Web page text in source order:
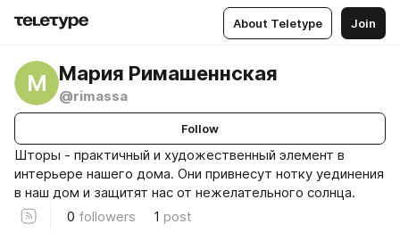
About Teletype Join
М Мария Римашеннская
@rimassa
Follow
Шторы - практичный и художественный элемент в
интерьере нашего дома. Они привнесут нотку уединения
в наш дом и защитят нас от нежелательного солнца.
0 followers 1 post